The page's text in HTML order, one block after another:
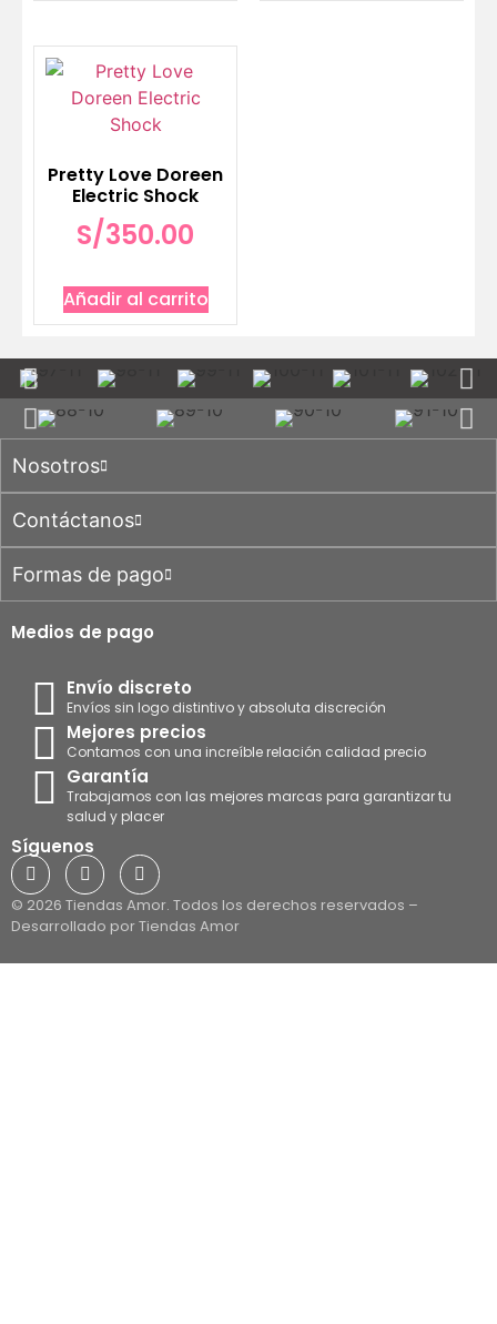
Pretty Love Doreen
Electric Shock
S/350.00
Añadir al carrito
Nosotros
Contáctanos
Formas de pago
Medios de pago
Envío discreto
Envíos sin logo distintivo y absoluta discreción
Mejores precios
Contamos con una increíble relación calidad precio
Garantía
Trabajamos con las mejores marcas para garantizar tu
salud y placer
Síguenos
© 2026 Tiendas Amor. Todos los derechos reservados –
Desarrollado por Tiendas Amor